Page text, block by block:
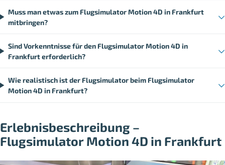
Muss man etwas zum Flugsimulator Motion 4D in Frankfurt
mitbringen?
Sind Vorkenntnisse für den Flugsimulator Motion 4D in
Frankfurt erforderlich?
Wie realistisch ist der Flugsimulator beim Flugsimulator
Motion 4D in Frankfurt?
Erlebnisbeschreibung –
Flugsimulator Motion 4D in Frankfurt